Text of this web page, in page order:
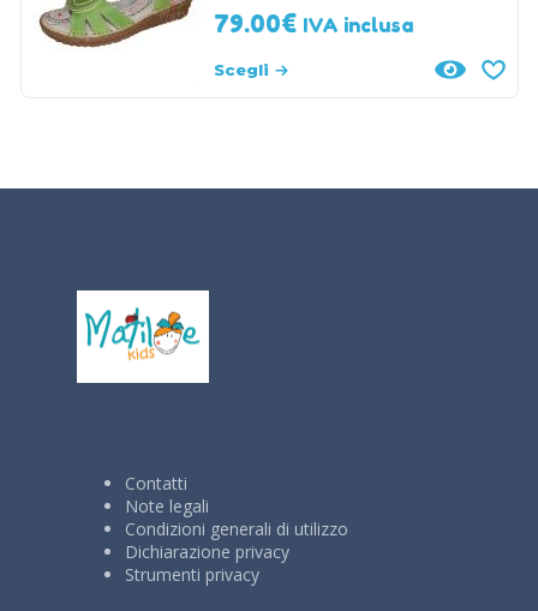
79.00€ IVA inclusa
Scegli
Contatti
Note legali
Condizioni generali di utilizzo
Dichiarazione privacy
Strumenti privacy